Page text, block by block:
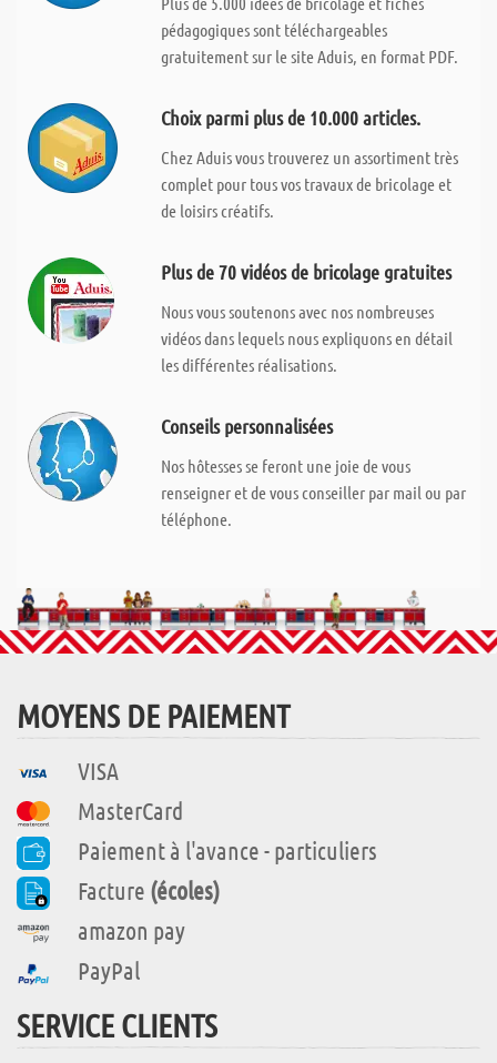
pédagogiques sont téléchargeables
gratuitement sur le site Aduis, en format PDF.
Choix parmi plus de 10.000 articles.
Chez Aduis vous trouverez un assortiment très
complet pour tous vos travaux de bricolage et
de loisirs créatifs.
Plus de 70 vidéos de bricolage gratuites
Nous vous soutenons avec nos nombreuses
vidéos dans lequels nous expliquons en détail
les différentes réalisations.
Conseils personnalisées
Nos hôtesses se feront une joie de vous
renseigner et de vous conseiller par mail ou par
téléphone.
MOYENS DE PAIEMENT
VISA
MasterCard
Paiement à l'avance - particuliers
Facture (écoles)
amazon pay
PayPal
SERVICE CLIENTS